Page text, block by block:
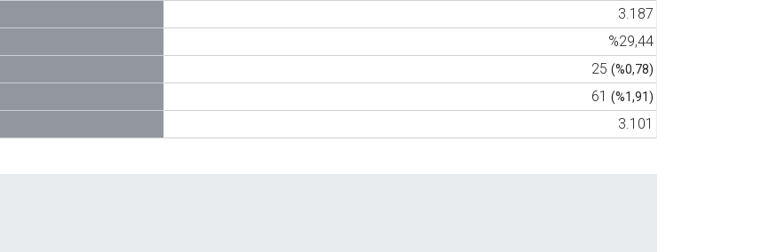
3.187
%29,44
25 (%0,78)
61 (%1,91)
3.101